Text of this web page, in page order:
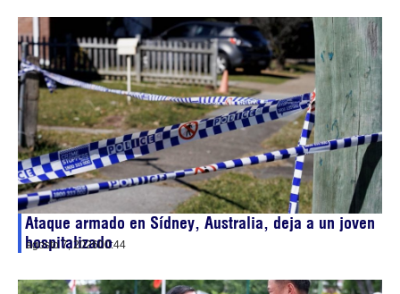
Ataque armado en Sídney, Australia, deja a un joven
hospitalizado
agosto 7, 202600:44